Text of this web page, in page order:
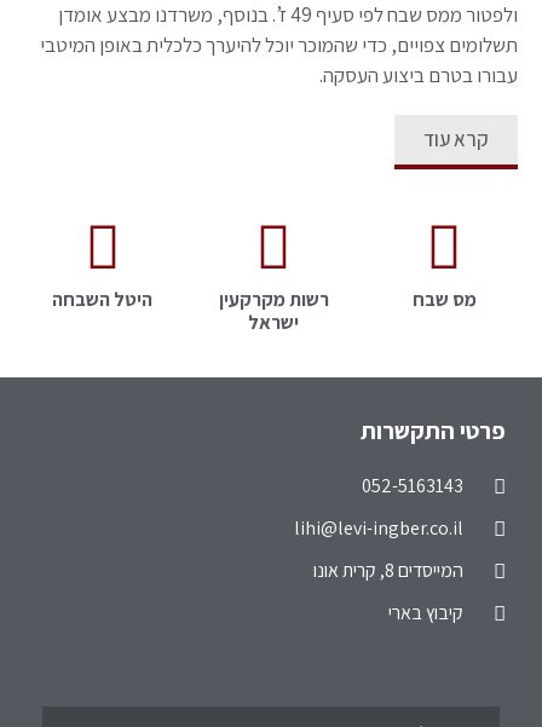
ולפטור ממס שבח לפי סעיף 49 ז’. בנוסף, משרדנו מבצע אומדן
תשלומים צפויים, כדי שהמוכר יוכל להיערך כלכלית באופן המיטבי
עבורו בטרם ביצוע העסקה.​​
קרא עוד
מס שבח
רשות מקרקעין
ישראל
היטל השבחה
פרטי התקשרות
lihi@levi-ingber.co.il
המייסדים 8, קרית אונו
קיבוץ בארי